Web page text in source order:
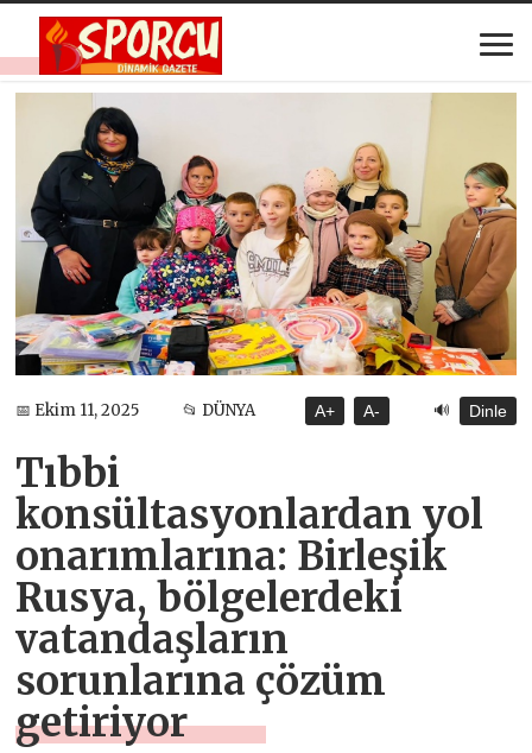
📅 Ekim 11, 2025 📂 DÜNYA A+ A- 🔊 Dinle
Tıbbi
konsültasyonlardan yol
onarımlarına: Birleşik
Rusya, bölgelerdeki
vatandaşların
sorunlarına çözüm
getiriyor